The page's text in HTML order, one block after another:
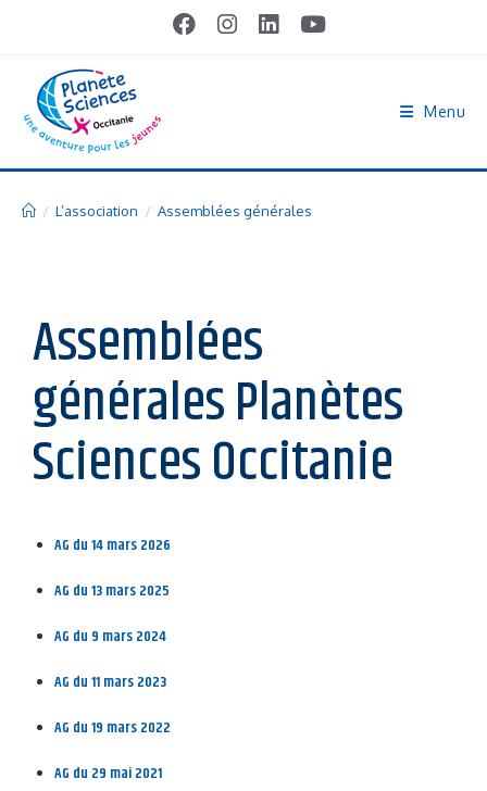
Menu
/ L’association / Assemblées générales
Assemblées
générales Planètes
Sciences Occitanie
AG du 14 mars 2026
AG du 13 mars 2025
AG du 9 mars 2024
AG du 11 mars 2023
AG du 19 mars 2022
AG du 29 mai 2021